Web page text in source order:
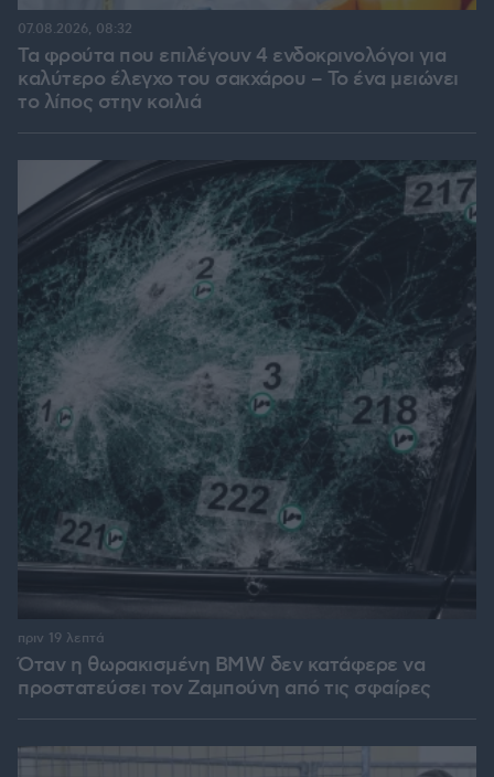
Τα φρούτα που επιλέγουν 4 ενδοκρινολόγοι για
καλύτερο έλεγχο του σακχάρου – Το ένα μειώνει
το λίπος στην κοιλιά
07.08.2026, 08:32
Όταν η θωρακισμένη BMW δεν κατάφερε να
προστατεύσει τον Ζαμπούνη από τις σφαίρες
πριν 19 λεπτά